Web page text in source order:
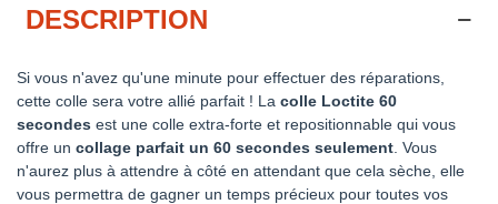
DESCRIPTION
Si vous n'avez qu'une minute pour effectuer des réparations,
cette colle sera votre allié parfait ! La colle Loctite 60
secondes est une colle extra-forte et repositionnable qui vous
offre un collage parfait un 60 secondes seulement . Vous
n'aurez plus à attendre à côté en attendant que cela sèche, elle
vous permettra de gagner un temps précieux pour toutes vos